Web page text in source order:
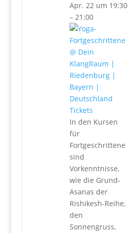
Apr. 22 um 19:30
– 21:00
Tickets
In den Kursen
für
Fortgeschrittene
sind
Vorkenntnisse,
wie die Grund-
Asanas der
Rishikesh-Reihe,
den
Sonnengruss,